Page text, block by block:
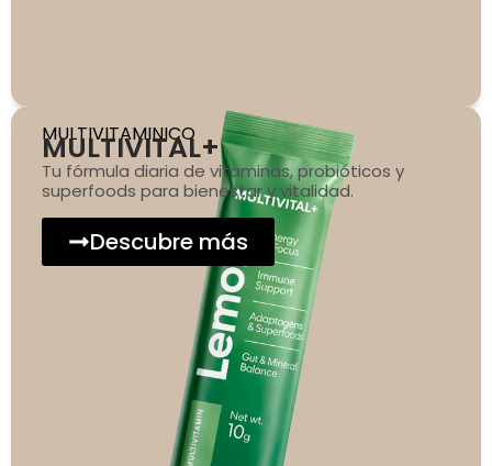
MULTIVITAMINICO
MULTIVITAL+
Tu fórmula diaria de vitaminas, probióticos y
superfoods para bienestar y vitalidad.
Descubre más